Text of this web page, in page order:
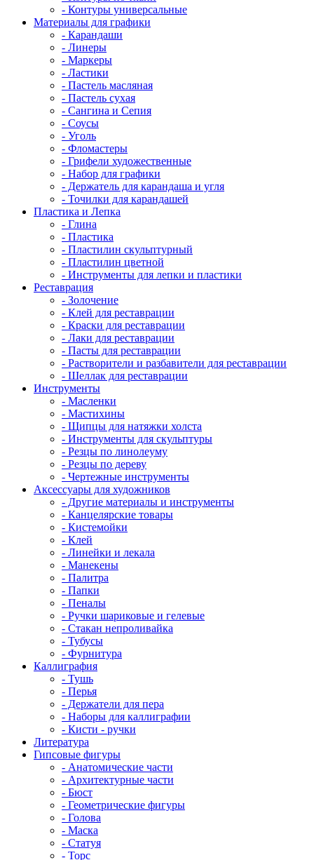
- Контуры универсальные
Материалы для графики
- Карандаши
- Линеры
- Маркеры
- Ластики
- Пастель масляная
- Пастель сухая
- Сангина и Сепия
- Соусы
- Уголь
- Фломастеры
- Грифели художественные
- Набор для графики
- Держатель для карандаша и угля
- Точилки для карандашей
Пластика и Лепка
- Глина
- Пластика
- Пластилин скульптурный
- Пластилин цветной
- Инструменты для лепки и пластики
Реставрация
- Золочение
- Клей для реставрации
- Краски для реставрации
- Лаки для реставрации
- Пасты для реставрации
- Растворители и разбавители для реставрации
- Шеллак для реставрации
Инструменты
- Масленки
- Мастихины
- Щипцы для натяжки холста
- Инструменты для скульптуры
- Резцы по линолеуму
- Резцы по дереву
- Чертежные инструменты
Аксессуары для художников
- Другие материалы и инструменты
- Канцелярские товары
- Кистемойки
- Клей
- Линейки и лекала
- Манекены
- Палитра
- Папки
- Пеналы
- Ручки шариковые и гелевые
- Стакан непроливайка
- Тубусы
- Фурнитура
Каллиграфия
- Тушь
- Перья
- Держатели для пера
- Наборы для каллиграфии
- Кисти - ручки
Литература
Гипсовые фигуры
- Анатомические части
- Архитектурные части
- Бюст
- Геометрические фигуры
- Голова
- Маска
- Статуя
- Торс